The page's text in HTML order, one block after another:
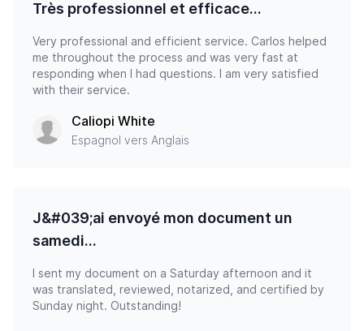
Très professionnel et efficace…
Very professional and efficient service. Carlos helped
me throughout the process and was very fast at
responding when I had questions. I am very satisfied
with their service.
Caliopi White
Espagnol vers Anglais
J&#039;ai envoyé mon document un
samedi…
I sent my document on a Saturday afternoon and it
was translated, reviewed, notarized, and certified by
Sunday night. Outstanding!